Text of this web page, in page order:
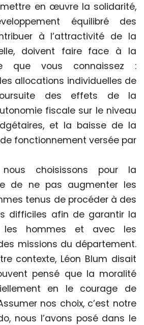
en œuvre la solidarité,
équilibré des
à l’attractivité de la
doivent faire face à la
que vous connaissez :
allocations individuelles de
des effets de la
fiscale sur le niveau
et la baisse de la
fonctionnement versée par
choisissons pour la
de ne pas augmenter les
tenus de procéder à des
difficiles afin de garantir la
les hommes et avec les
missions du département.
contexte, Léon Blum disait
pensé que la moralité
en le courage de
nos choix, c’est notre
nous l’avons posé dans le